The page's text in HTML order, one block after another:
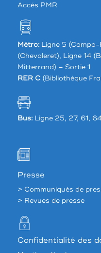
Accés PMR
Métro:Ligne 5
(Chevaleret), Ligne 14
Mitterrand) – Sortie 1
RER C(Bibliothèque
Bus:Ligne 25, 27, 61,
Presse
> Communiqués de
> Revues de presse
Confidentialité des